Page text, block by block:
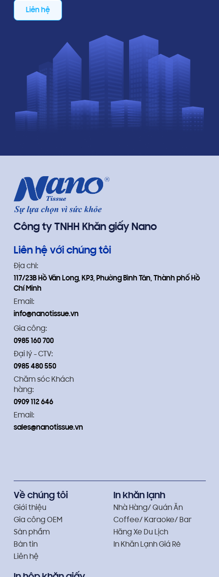
Liên hệ
Công ty TNHH Khăn giấy Nano
Liên hệ với chúng tôi
Địa chỉ:
117/23B Hồ Văn Long, KP3, Phường Bình Tân, Thành phố Hồ
Chí Minh
Email:
info@nanotissue.vn
Gia công:
0985 160 700
Đại lý - CTV:
0985 480 550
Chăm sóc Khách
hàng:
0909 112 646
Email:
sales@nanotissue.vn
Về chúng tôi
Giới thiệu
Gia công OEM
Sản phẩm
Bản tin
Liên hệ
In khăn lạnh
Nhà Hàng/ Quán Ăn
Coffee/ Karaoke/ Bar
Hãng Xe Du Lịch
In Khăn Lạnh Giá Rẻ